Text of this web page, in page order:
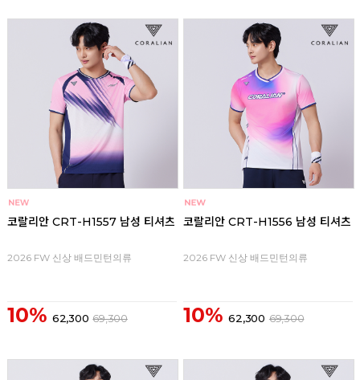
코랄리안 CRT-H1557 남성 티셔츠
2026 FW 신상 배드민턴의류
10% 62,300 69,300
코랄리안 CRT-H1556 남성 티셔츠
2026 FW 신상 배드민턴의류
10% 62,300 69,300